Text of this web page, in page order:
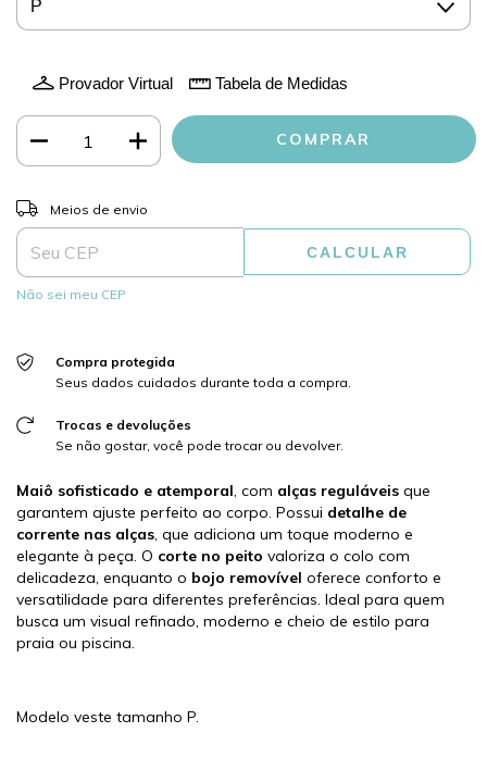
Provador Virtual Tabela de Medidas
Entregas para o CEP:
Meios de envio
CALCULAR
Não sei meu CEP
Compra protegida
Seus dados cuidados durante toda a compra.
Trocas e devoluções
Se não gostar, você pode trocar ou devolver.
Maiô sofisticado e atemporal, com alças reguláveis que
garantem ajuste perfeito ao corpo. Possui detalhe de
corrente nas alças, que adiciona um toque moderno e
elegante à peça. O corte no peito valoriza o colo com
delicadeza, enquanto o bojo removível oferece conforto e
versatilidade para diferentes preferências. Ideal para quem
busca um visual refinado, moderno e cheio de estilo para
praia ou piscina.
Modelo veste tamanho P.